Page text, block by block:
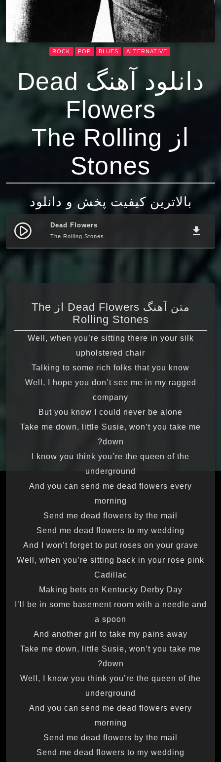
ALTERNATIVE
BLUES
POP
ROCK
دانلود آهنگ Dead
Flowers
از The Rolling
Stones
بالاترین کیفیت پخش و دانلود
play_circle_filled Dead Flowers
The Rolling Stones file_download
متن آهنگ Dead Flowers از The
Rolling Stones
Well, when you’re sitting there in your silk
upholstered chair
Talking to some rich folks that you know
Well, I hope you don’t see me in my ragged
company
But you know I could never be alone
Take me down, little Susie, won’t you take me
down?
I know you think you’re the queen of the
underground
And you can send me dead flowers every
morning
Send me dead flowers by the mail
Send me dead flowers to my wedding
And I won’t forget to put roses on your grave
Well, when you’re sitting back in your rose pink
Cadillac
Making bets on Kentucky Derby Day
I’ll be in some basement room with a needle and
a spoon
And another girl to take my pains away
Take me down, little Susie, won’t you take me
down?
Well, I know you think you’re the queen of the
underground
And you can send me dead flowers every
morning
Send me dead flowers by the mail
Send me dead flowers to my wedding